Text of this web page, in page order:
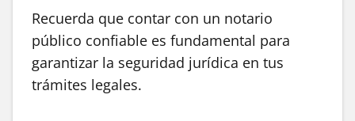
Recuerda que contar con un notario
público confiable es fundamental para
garantizar la seguridad jurídica en tus
trámites legales.